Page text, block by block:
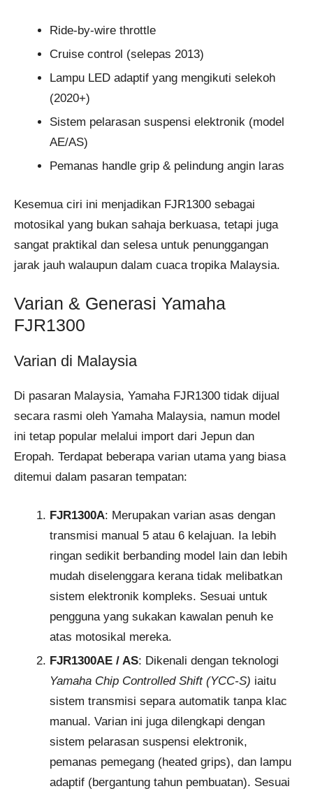
Ride-by-wire throttle
Cruise control (selepas 2013)
Lampu LED adaptif yang mengikuti selekoh
(2020+)
Sistem pelarasan suspensi elektronik (model
AE/AS)
Pemanas handle grip & pelindung angin laras
Kesemua ciri ini menjadikan FJR1300 sebagai
motosikal yang bukan sahaja berkuasa, tetapi juga
sangat praktikal dan selesa untuk penunggangan
jarak jauh walaupun dalam cuaca tropika Malaysia.
Varian & Generasi Yamaha
FJR1300
Varian di Malaysia
Di pasaran Malaysia, Yamaha FJR1300 tidak dijual
secara rasmi oleh Yamaha Malaysia, namun model
ini tetap popular melalui import dari Jepun dan
Eropah. Terdapat beberapa varian utama yang biasa
ditemui dalam pasaran tempatan:
FJR1300A: Merupakan varian asas dengan
transmisi manual 5 atau 6 kelajuan. Ia lebih
ringan sedikit berbanding model lain dan lebih
mudah diselenggara kerana tidak melibatkan
sistem elektronik kompleks. Sesuai untuk
pengguna yang sukakan kawalan penuh ke
atas motosikal mereka.
FJR1300AE / AS: Dikenali dengan teknologi
Yamaha Chip Controlled Shift (YCC-S) iaitu
sistem transmisi separa automatik tanpa klac
manual. Varian ini juga dilengkapi dengan
sistem pelarasan suspensi elektronik,
pemanas pemegang (heated grips), dan lampu
adaptif (bergantung tahun pembuatan). Sesuai